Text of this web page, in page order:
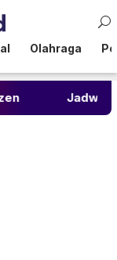
Olahraga
Padat Piala